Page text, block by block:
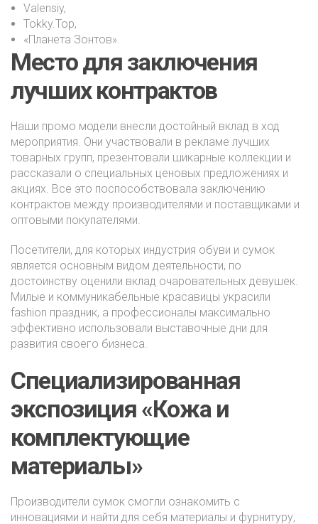
Valensiy,
Tokky.Top,
«Планета Зонтов».
Место для заключения
лучших контрактов
Наши промо модели внесли достойный вклад в ход
мероприятия. Они участвовали в рекламе лучших
товарных групп, презентовали шикарные коллекции и
рассказали о специальных ценовых предложениях и
акциях. Все это поспособствовала заключению
контрактов между производителями и поставщиками и
оптовыми покупателями.
Посетители, для которых индустрия обуви и сумок
является основным видом деятельности, по
достоинству оценили вклад очаровательных девушек.
Милые и коммуникабельные красавицы украсили
fashion праздник, а профессионалы максимально
эффективно использовали выставочные дни для
развития своего бизнеса.
Специализированная
экспозиция «Кожа и
комплектующие
материалы»
Производители сумок смогли ознакомить с
инновациями и найти для себя материалы и фурнитуру,